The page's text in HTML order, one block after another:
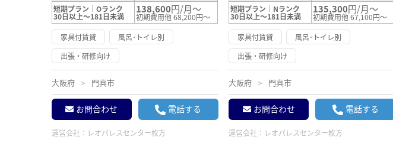
短期プラン｜Oランク
30日以上～181日未満
138,600円/月～
初期費用他 68,200円～
家具付賃貸
風呂･トイレ別
出張・研修向け
大阪府 門真市
お問合わせ 電話する
運営会社： レオパレスセンター枚方
短期プラン｜Nランク
30日以上～181日未満
135,300円/月～
初期費用他 67,100円～
家具付賃貸
風呂･トイレ別
出張・研修向け
大阪府 門真市
お問合わせ 電話する
運営会社： レオパレスセンター枚方